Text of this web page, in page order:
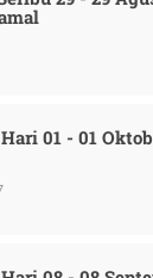
01 - 01